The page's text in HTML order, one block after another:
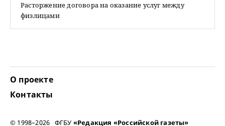
Расторжение договора на оказание услуг между
физлицами
О проекте
Контакты
© 1998–2026 ФГБУ «Редакция «Российской газеты»